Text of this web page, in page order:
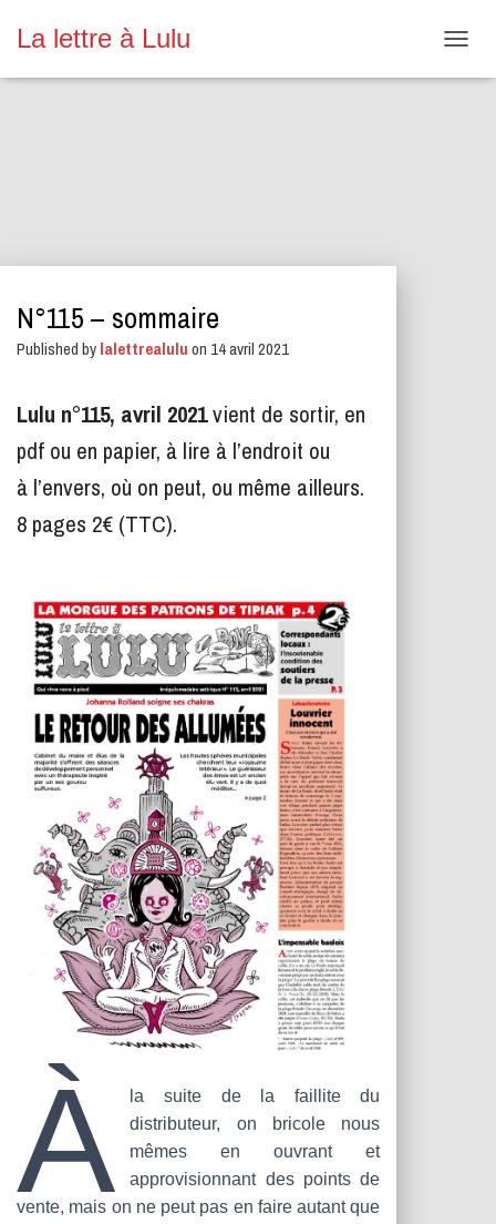
La lettre à Lulu
U
N°115 – sommaire
Published bylalettrealuluon 14 avril 2021
Lulu n°115, avril 2021vient de sortir, en
pdf ou en papier, à lire à l’endroit ou
à l’envers, où on peut, ou même ailleurs.
8 pages 2€ (TTC).
À
la suite de la faillite du
distributeur, on bricole nous
mêmes en ouvrant et
approvisionnant des points de
vente, mais on ne peut pas en faire autant que